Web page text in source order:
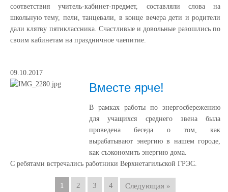
соответствия учитель-кабинет-предмет, составляли слова на
школьную тему, пели, танцевали, в конце вечера дети и родители
дали клятву пятиклассника. Счастливые и довольные разошлись по
своим кабинетам на праздничное чаепитие.
09.10.2017
Вместе ярче!
В рамках работы по энергосбережению
для учащихся среднего звена была
проведена беседа о том, как
вырабатывают энергию в нашем городе,
как съэкономить энергию дома.
С ребятами встречались работники Верхнетагильской ГРЭС.
1 2 3 4 Следующая »